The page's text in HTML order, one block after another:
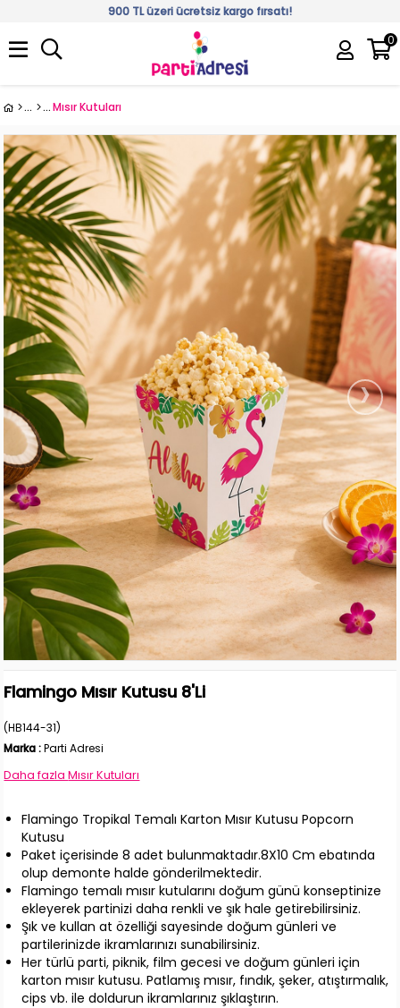
900 TL üzeri ücretsiz kargo fırsatı!
0
Mısır Kutuları
›
Flamingo Mısır Kutusu 8'Li
(HB144-31)
Marka : Parti Adresi
Daha fazlaMısır Kutuları
Flamingo Tropikal Temalı Karton Mısır Kutusu Popcorn
Kutusu
Paket içerisinde 8 adet bulunmaktadır.8X10 Cm ebatında
olup demonte halde gönderilmektedir.
Flamingo temalı mısır kutularını doğum günü konseptinize
ekleyerek partinizi daha renkli ve şık hale getirebilirsiniz.
Şık ve kullan at özelliği sayesinde doğum günleri ve
partilerinizde ikramlarınızı sunabilirsiniz.
Her türlü parti, piknik, film gecesi ve doğum günleri için
karton mısır kutusu. Patlamış mısır, fındık, şeker, atıştırmalık,
cips vb. ile doldurun ikramlarınız şıklaştırın.